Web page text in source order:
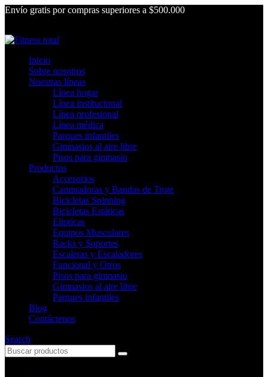
Envío gratis por compras superiores a $500.000
Inicio
Sobre nosotros
Nuestras líneas
Línea hogar
Línea institucional
Línea profesional
Línea médica
Parques infantiles
Gimnasios al aire libre
Pisos para gimnasio
Productos
Accesorios
Caminadoras y Bandas de Trote
Bicicletas Spinning
Bicicletas Estáticas
Elipticas
Equipos Musculares
Racks y Soportes
Escaleras y Escaladores
Funcional y Otros
Pisos para gimnasio
Gimnasios al aire libre
Parques infantiles
Blog
Contáctenos
Search